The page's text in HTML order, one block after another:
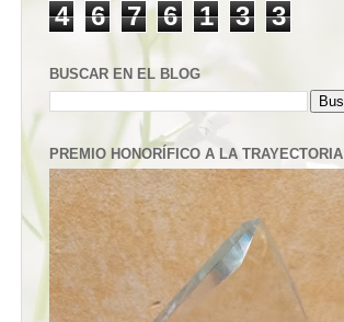
4 6 7 6 1 3 3
BUSCAR EN EL BLOG
PREMIO HONORÍFICO A LA TRAYECTORIA